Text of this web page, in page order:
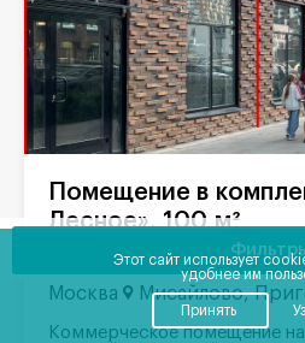
Помещение в комплексе «Пригород
Лесное», 100 м²
Продажа |Лот 57369
Москва Мисайлово,
Коммерческое помещение
Этот сайт использует
удобнее им
Принять